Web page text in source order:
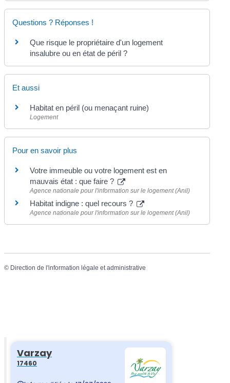
Questions ? Réponses !
Que risque le propriétaire d'un logement
insalubre ou en état de péril ?
Et aussi
Habitat en péril (ou menaçant ruine)
Logement
Pour en savoir plus
Votre immeuble ou votre logement est en
mauvais état : que faire ?
Agence nationale pour l'information sur le logement (Anil)
Habitat indigne : quel recours ?
Agence nationale pour l'information sur le logement (Anil)
© Direction de l'information légale et administrative